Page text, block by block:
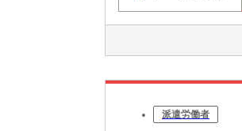
派遣労働者